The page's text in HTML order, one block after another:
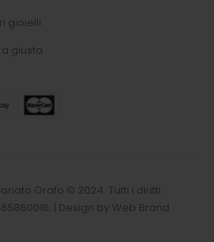
gioielli
giusta
Orafo © 2024. Tutti i diritti
| Design by Web Brand